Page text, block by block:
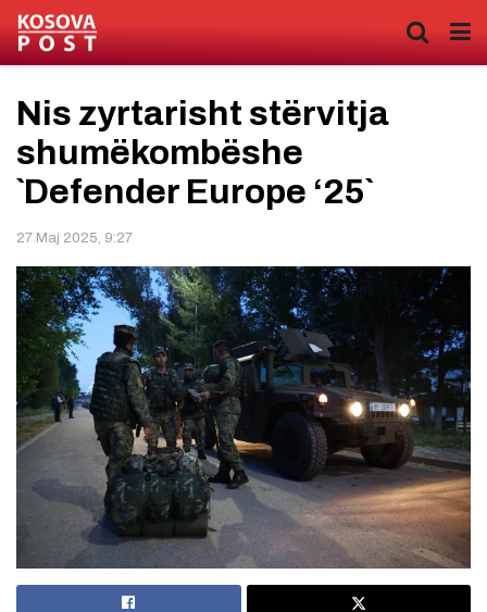
Nis zyrtarisht stërvitja
shumëkombëshe
`Defender Europe ‘25`
27 Maj 2025, 9:27